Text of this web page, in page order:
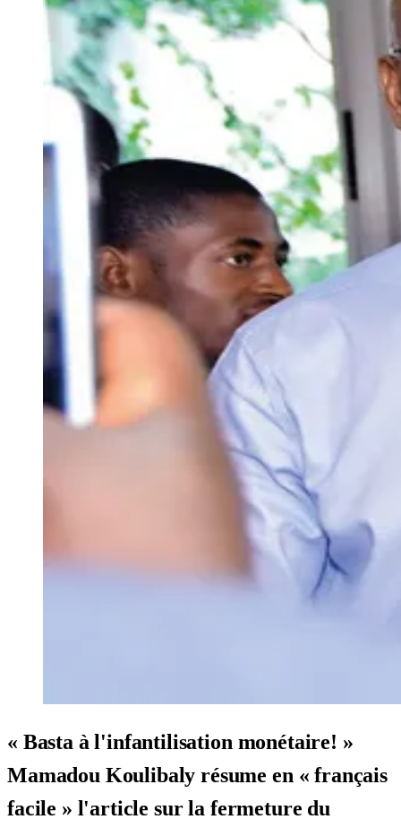
« Basta à l'infantilisation monétaire! »
Mamadou Koulibaly résume en « français
facile » l'article sur la fermeture du